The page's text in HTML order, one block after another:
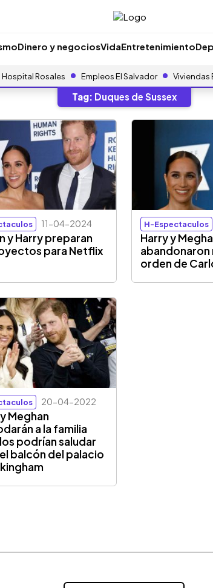
Dinero y negociosVidaEntretenimiento
Hospital Rosales Empleos El Salvador Viviendas
Tag: Duques de Sussex
11-04-2024
y Harry preparan
para Netflix
H-Espectaculos
Harry y
abandonaron
orden de
20-04-2022
Meghan
a la familia
podrían saludar
balcón del palacio